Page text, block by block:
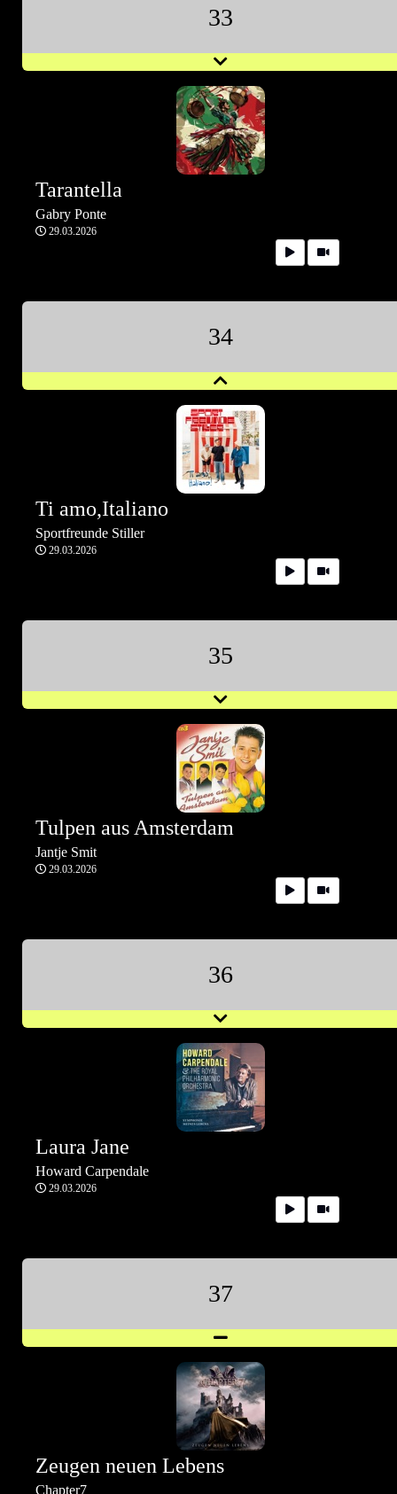
33
Tarantella
Gabry Ponte
29.03.2026
34
Ti amo,Italiano
Sportfreunde Stiller
29.03.2026
35
Tulpen aus Amsterdam
Jantje Smit
29.03.2026
36
Laura Jane
Howard Carpendale
29.03.2026
37
Zeugen neuen Lebens
Chapter7